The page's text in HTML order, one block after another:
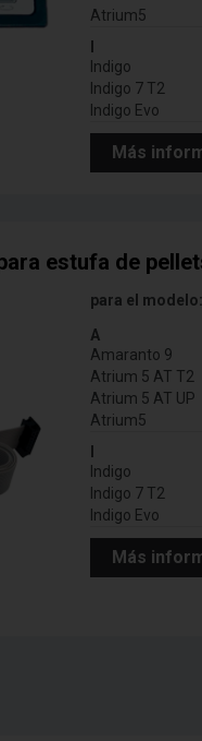
Atrium5
Indigo
Indigo 7 T2
Indigo Evo
Más
estufa de
para el modelo:
A
Amaranto 9
Atrium 5 AT T2
Atrium 5 AT UP
Atrium5
Indigo
Indigo 7 T2
Indigo Evo
Más